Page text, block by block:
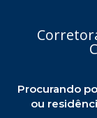
Procurando
ou